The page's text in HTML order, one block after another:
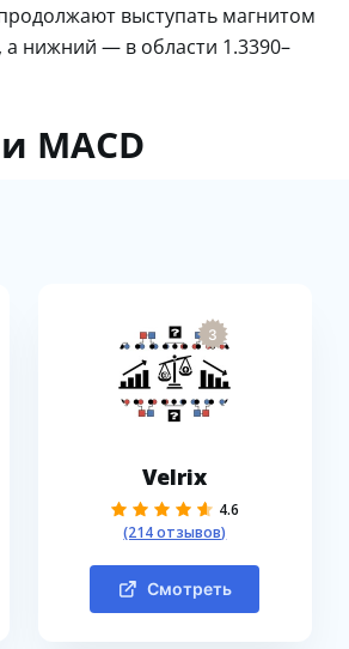
выступать магнитом
а нижний — в области 1.3390–
MACD
3
Velrix
4.6
(214 отзывов)
Смотреть